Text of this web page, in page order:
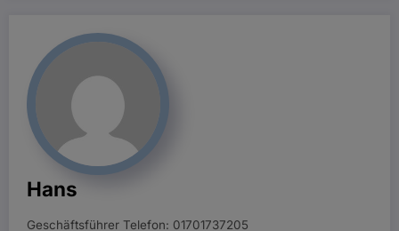
Hans
Geschäftsführer Telefon: 01701737205